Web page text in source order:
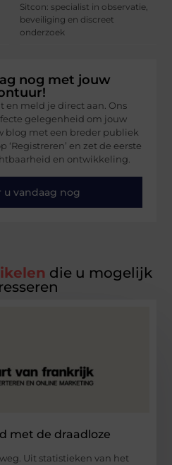
Sitcon: specialist in observatie,
beveiliging en discreet
onderzoek
nog met jouw
en meld je direct aan. Ons
gelegenheid om jouw
blog met een breder publiek
en zet de eerste
en ontwikkeling.
u vandaag nog
die u mogelijk
met de draadloze
Uit statistieken van het